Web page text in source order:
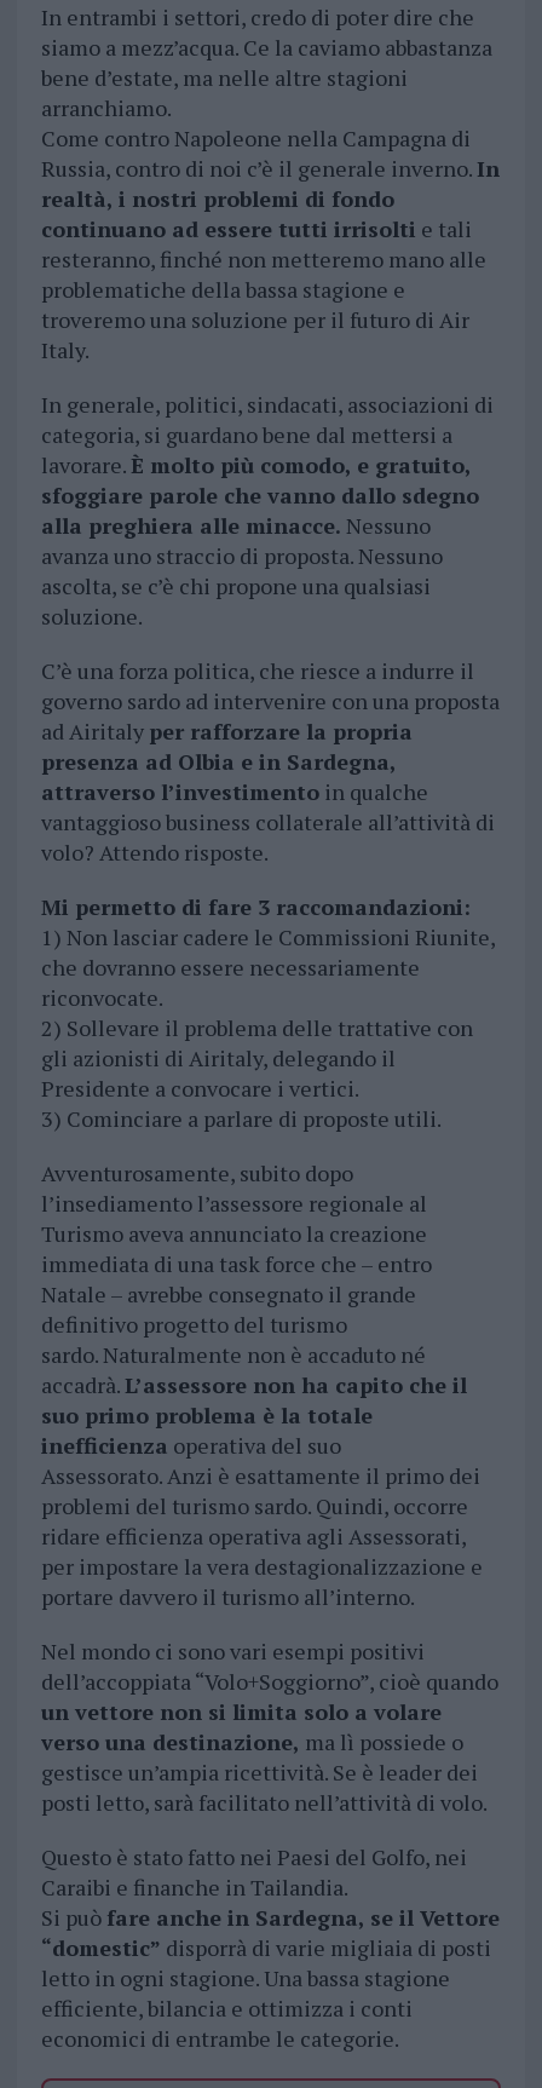
In entrambi i settori, credo di poter dire che
siamo a mezz’acqua. Ce la caviamo abbastanza
bene d’estate, ma nelle altre stagioni
arranchiamo.
Come contro Napoleone nella Campagna di
Russia, contro di noi c’è il generale inverno. In
realtà, i nostri problemi di fondo
continuano ad essere tutti irrisolti e tali
resteranno, finché non metteremo mano alle
problematiche della bassa stagione e
troveremo una soluzione per il futuro di Air
Italy.
In generale, politici, sindacati, associazioni di
categoria, si guardano bene dal mettersi a
lavorare. È molto più comodo, e gratuito,
sfoggiare parole che vanno dallo sdegno
alla preghiera alle minacce. Nessuno
avanza uno straccio di proposta. Nessuno
ascolta, se c’è chi propone una qualsiasi
soluzione.
C’è una forza politica, che riesce a indurre il
governo sardo ad intervenire con una proposta
ad Airitaly per rafforzare la propria
presenza ad Olbia e in Sardegna,
attraverso l’investimentoin qualche
vantaggioso business collaterale all’attività di
volo? Attendo risposte.
Mi permetto di fare 3 raccomandazioni:
1) Non lasciar cadere le Commissioni Riunite,
che dovranno essere necessariamente
riconvocate.
2) Sollevare il problema delle trattative con
gli azionisti di Airitaly, delegando il
Presidente a convocare i vertici.
3) Cominciare a parlare di proposte utili.
Avventurosamente, subito dopo
l’insediamento l’assessore regionale al
Turismo aveva annunciato la creazione
immediata di una task force che – entro
Natale – avrebbe consegnato il grande
definitivo progetto del turismo
sardo. Naturalmente non è accaduto né
accadrà.L’assessore non ha capito che il
suo primo problema è la totale
inefficienza operativa del suo
Assessorato. Anzi è esattamente il primo dei
problemi del turismo sardo. Quindi, occorre
ridare efficienza operativa agli Assessorati,
per impostare la vera destagionalizzazione e
portare davvero il turismo all’interno.
Nel mondo ci sono vari esempi positivi
dell’accoppiata “Volo+Soggiorno”, cioè quando
un vettore non si limita solo a volare
verso una destinazione, ma lì possiede o
gestisce un’ampia ricettività. Se è leader dei
posti letto, sarà facilitato nell’attività di volo.
Questo è stato fatto nei Paesi del Golfo, nei
Caraibi e finanche in Tailandia.
Si può fare anche in Sardegna, se il Vettore
“domestic” disporrà di varie migliaia di posti
letto in ogni stagione. Una bassa stagione
efficiente, bilancia e ottimizza i conti
economici di entrambe le categorie.